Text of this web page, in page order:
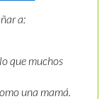
a:
que muchos
una mamá.